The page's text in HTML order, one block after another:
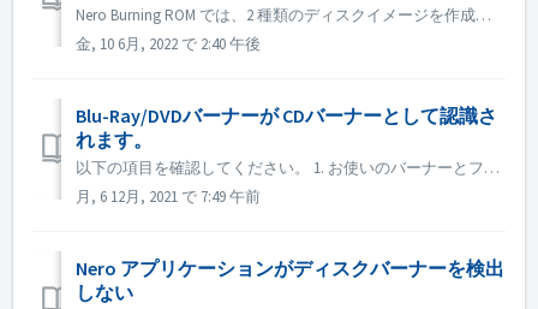
Nero Burning ROM では、2 種類のディスクイメージを作成することができます。 Nero イメージ ファイル」（*.nrg）は、オーディオ CD、ブータブル CD、ミックスモード CD など、あらゆる種類のコンパイルに使用できる独自の Nero ディスク イメージ フォーマットで構成されています...
金, 10 6月, 2022 で 2:40 午後
Blu-Ray/DVDバーナーが CDバーナーとして認識さ
れます。
以下の項目を確認してください。 1. お使いのバーナーとファームウェアに新しいドライバーがあるかどうかを確認してください。ある場合はアップデートをお願いします。 2. お使いのSATAコントローラのブランドとモデルを確認し、新しいドライバがあるかどうかを検索してください。新しいバージョンがあればアップデート...
月, 6 12月, 2021 で 7:49 午前
Nero アプリケーションがディスクバーナーを検出
しない